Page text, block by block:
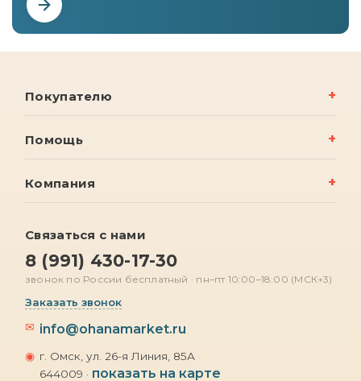
Покупателю
Помощь
Компания
Связаться с нами
8 (991) 430-17-30
звонок по России бесплатный · пн–пт 10:00–18:00 (МСК+3)
Заказать звонок
✉ info@ohanamarket.ru
◉ г. Омск, ул. 26-я Линия, 85А
644009 · показать на карте